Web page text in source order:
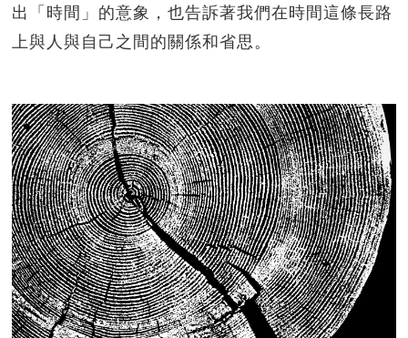
出「時間」的意象，也告訴著我們在時間這條長路
上與人與自己之間的關係和省思。